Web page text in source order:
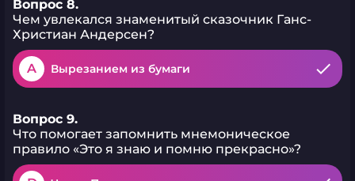
Вопрос 8.
Чем увлекался знаменитый сказочник Ганс-
Христиан Андерсен?
A Вырезанием из бумаги
Вопрос 9.
Что помогает запомнить мнемоническое
правило «Это я знаю и помню прекрасно»?